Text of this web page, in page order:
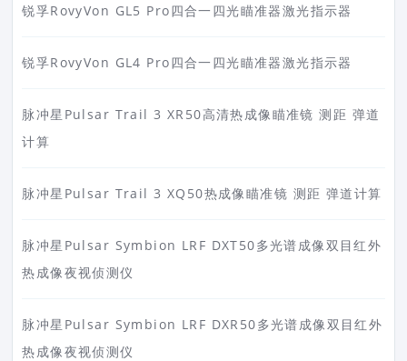
锐孚RovyVon GL5 Pro四合一四光瞄准器激光指示器
锐孚RovyVon GL4 Pro四合一四光瞄准器激光指示器
脉冲星Pulsar Trail 3 XR50高清热成像瞄准镜 测距 弹道
计算
脉冲星Pulsar Trail 3 XQ50热成像瞄准镜 测距 弹道计算
脉冲星Pulsar Symbion LRF DXT50多光谱成像双目红外
热成像夜视侦测仪
脉冲星Pulsar Symbion LRF DXR50多光谱成像双目红外
热成像夜视侦测仪